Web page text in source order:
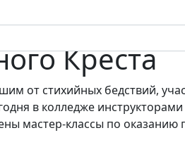
Креста
от стихийных бедствий,
в колледже
мастер-классы по